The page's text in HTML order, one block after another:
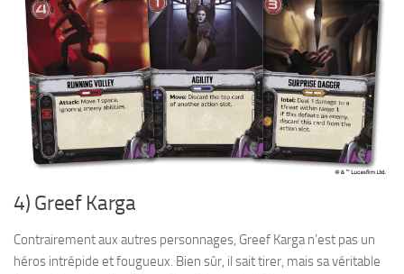
4) Greef Karga
Contrairement aux autres personnages, Greef Karga n’est pas un
héros intrépide et fougueux. Bien sûr, il sait tirer, mais sa véritable